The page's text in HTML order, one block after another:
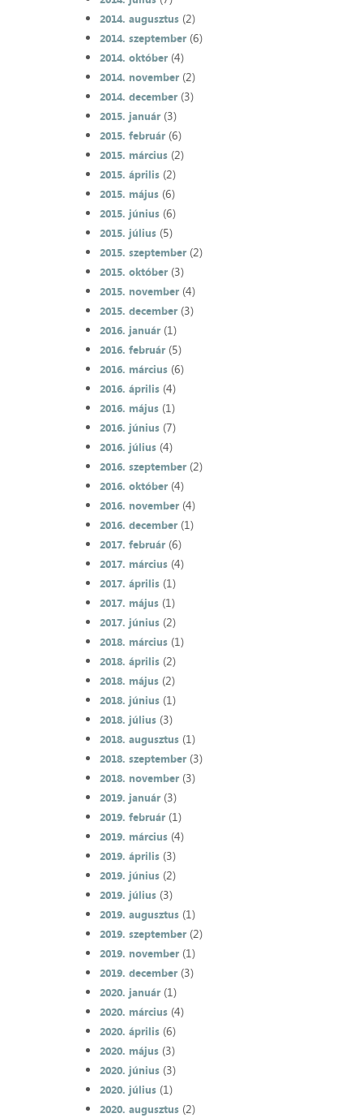
2014. augusztus(2)
2014. szeptember(6)
2014. október(4)
2014. november(2)
2014. december(3)
2015. január(3)
2015. február(6)
2015. március(2)
2015. április(2)
2015. május(6)
2015. június(6)
2015. július(5)
2015. szeptember(2)
2015. október(3)
2015. november(4)
2015. december(3)
2016. január(1)
2016. február(5)
2016. március(6)
2016. április(4)
2016. május(1)
2016. június(7)
2016. július(4)
2016. szeptember(2)
2016. október(4)
2016. november(4)
2016. december(1)
2017. február(6)
2017. március(4)
2017. április(1)
2017. május(1)
2017. június(2)
2018. március(1)
2018. április(2)
2018. május(2)
2018. június(1)
2018. július(3)
2018. augusztus(1)
2018. szeptember(3)
2018. november(3)
2019. január(3)
2019. február(1)
2019. március(4)
2019. április(3)
2019. június(2)
2019. július(3)
2019. augusztus(1)
2019. szeptember(2)
2019. november(1)
2019. december(3)
2020. január(1)
2020. március(4)
2020. április(6)
2020. május(3)
2020. június(3)
2020. július(1)
2020. augusztus(2)